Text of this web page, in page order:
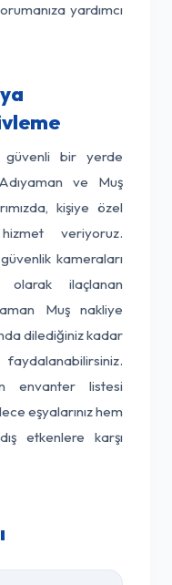
yardımcı
güvenli bir yerde
ve Muş
kişiye özel
veriyoruz.
kameraları
ilaçlanan
Muş nakliye
dilediğiniz kadar
envanter listesi
eşyalarınız hem
etkenlere karşı